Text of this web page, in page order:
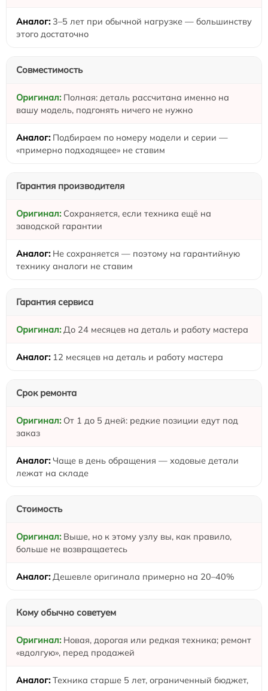
3–5 лет при обычной нагрузке — большинству
этого достаточно
Совместимость
Полная: деталь рассчитана именно на
вашу модель, подгонять ничего не нужно
Подбираем по номеру модели и серии —
«примерно подходящее» не ставим
Гарантия производителя
Сохраняется, если техника ещё на
заводской гарантии
Не сохраняется — поэтому на гарантийную
технику аналоги не ставим
Гарантия сервиса
До 24 месяцев на деталь и работу мастера
12 месяцев на деталь и работу мастера
Срок ремонта
От 1 до 5 дней: редкие позиции едут под
заказ
Чаще в день обращения — ходовые детали
лежат на складе
Стоимость
Выше, но к этому узлу вы, как правило,
больше не возвращаетесь
Дешевле оригинала примерно на 20–40%
Кому обычно советуем
Новая, дорогая или редкая техника; ремонт
«вдолгую», перед продажей
Техника старше 5 лет, ограниченный бюджет,